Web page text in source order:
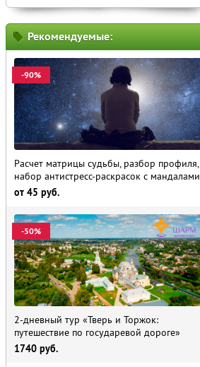
Рекомендуемые:
-90%
Расчет матрицы судьбы, разбор профиля,
набор антистресс-раскрасок с мандалами
от 45 руб.
-50%
2-дневный тур «Тверь и Торжок:
путешествие по государевой дороге»
1740 руб.